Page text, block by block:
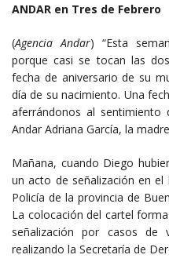
ANDAR en Tres de Febrero
(Agencia Andar) “Esta
porque casi se tocan las
fecha de aniversario de su
día de su nacimiento. Una
aferrándonos al sentimiento
Andar Adriana García, la
Mañana, cuando Diego
un acto de señalización en
Policía de la provincia de
La colocación del cartel
señalización por casos de
realizando la Secretaría de